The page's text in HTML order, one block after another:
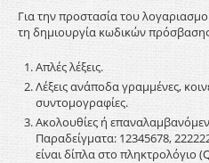
Για την προστασία του
τη δημιουργία κωδικών
Απλές λέξεις.
Λέξεις ανάποδα γραμμένες,
συντομογραφίες.
Ακολουθίες ή
Παραδείγματα: 12345678,
είναι δίπλα στο πληκτρολόγιο